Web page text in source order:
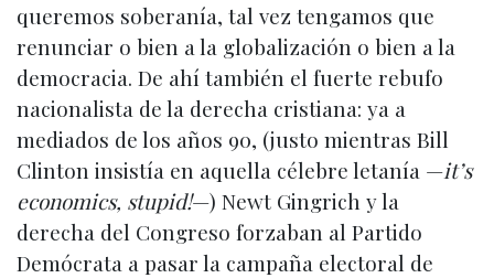
queremos soberanía, tal vez tengamos que
renunciar o bien a la globalización o bien a la
democracia. De ahí también el fuerte rebufo
nacionalista de la derecha cristiana: ya a
mediados de los años 90, (justo mientras Bill
Clinton insistía en aquella célebre letanía —it’s
economics, stupid!—) Newt Gingrich y la
derecha del Congreso forzaban al Partido
Demócrata a pasar la campaña electoral de